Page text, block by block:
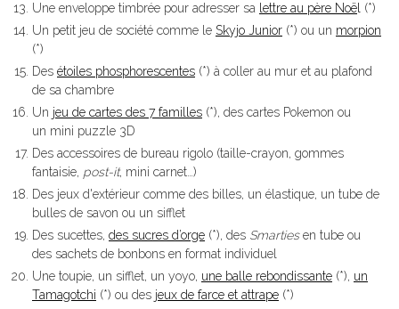
Une enveloppe timbrée pour adresser sa lettre au père Noë (*)
Un petit jeu de société comme le Skyjo Junior (*) ou un morpion
(*)
Des étoiles phosphorescentes (*) à coller au mur et au plafond
de sa chambre
Un jeu de cartes des 7 familles (*), des cartes Pokemon ou
un mini puzzle 3D
Des accessoires de bureau rigolo (taille-crayon, gommes
fantaisie, post-it, mini carnet…)
Des jeux d'extérieur comme des billes, un élastique, un tube de
bulles de savon ou un sifflet
Des sucettes, des sucres d’orge (*), des Smartiesen tube ou
des sachets de bonbons en format individuel
Une toupie, un sifflet, un yoyo, une balle rebondissante (*), un
Tamagotchi (*) ou des jeux de farce et attrape (*)